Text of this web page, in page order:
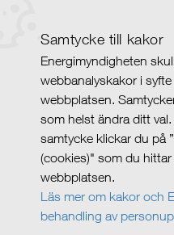
Samtycke till kakor
Energimyndigheten
webbanalyskakor i
webbplatsen.
som helst ändra ditt
samtycke klickar du på
(cookies)" som du
webbplatsen.
Läs mer om kakor och
behandling av